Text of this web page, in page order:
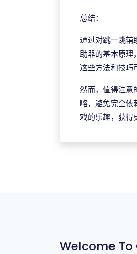
总结：
通过对跳一跳辅
助器的基本原理
这些方法和技巧
然而，值得注意
略，避免完全依
戏的乐趣，获得
Welcome To